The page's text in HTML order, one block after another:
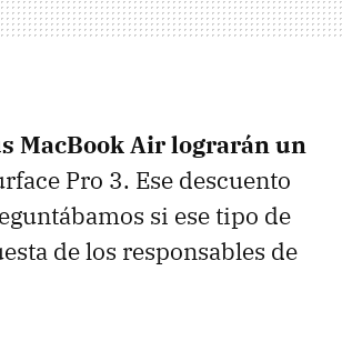
MacBook Air lograrán un
Pro 3. Ese descuento
si ese tipo de
de los responsables de